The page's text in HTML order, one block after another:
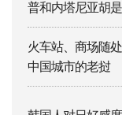
普和内塔尼亚胡
火车站、商场随
中国城市的老挝